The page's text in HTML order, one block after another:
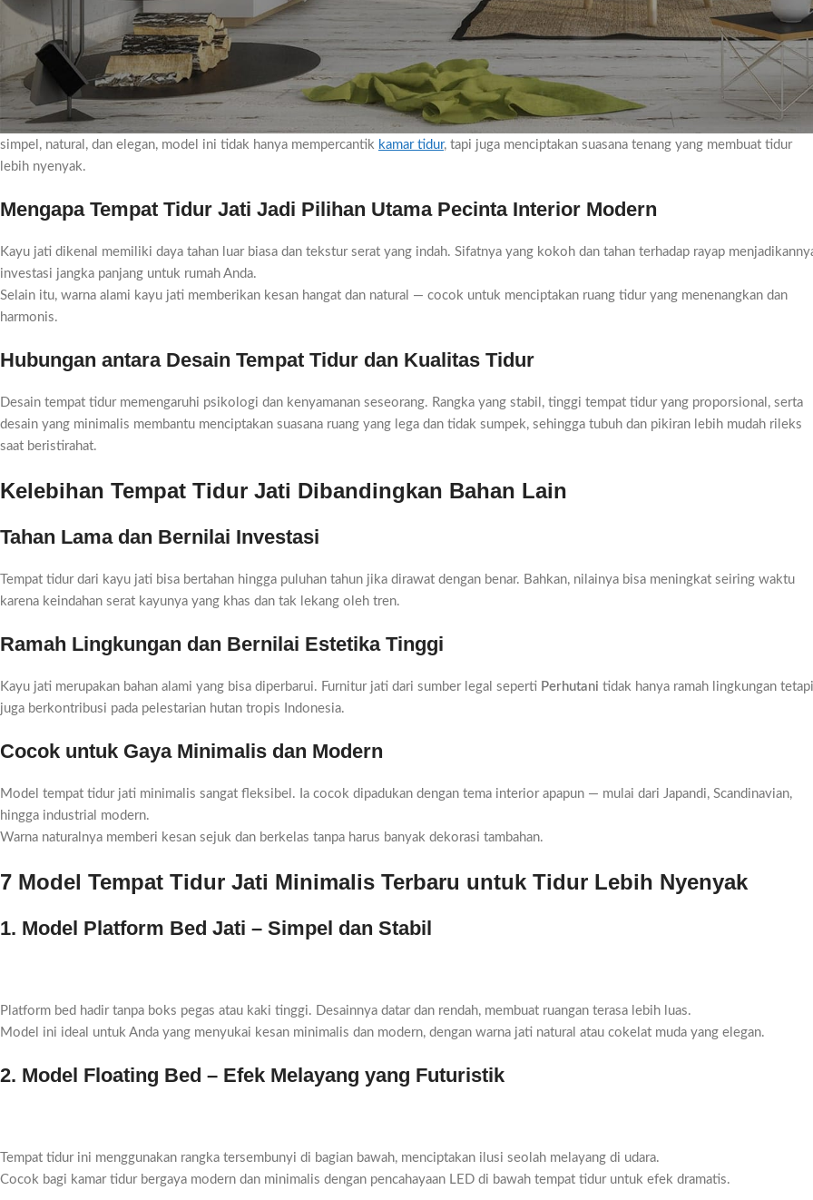
tempat tidur
. Tidak hanya berfungsi sebagai perabot utama di kamar, tempat tidur juga menjadi elemen dekoratif yang memengaruhi
suasana ruang.
Di antara berbagai jenis material,kayu jati
selalu menjadi pilihan favorit karena kekuatannya, keindahannya, dan nilai estetikanya yang
abadi.
Di tahun 2025 menuju 2026, desain tempat tidur jati minimalis
semakin populer di kalangan pecinta interior modern. Dengan tampilan
simpel, natural, dan elegan, model ini tidak hanya mempercantik kamar tidur, tapi juga menciptakan suasana tenang yang membuat tidur
lebih nyenyak.
Mengapa Tempat Tidur Jati Jadi Pilihan Utama Pecinta Interior Modern
Kayu jati dikenal memiliki daya tahan luar biasa dan tekstur serat yang indah. Sifatnya yang kokoh dan tahan terhadap rayap
investasi jangka panjang untuk rumah Anda.
Selain itu, warna alami kayu jati memberikan kesan hangat dan natural — cocok untuk menciptakan ruang tidur yang menenangkan dan
harmonis.
Hubungan antara Desain Tempat Tidur dan Kualitas Tidur
Desain tempat tidur memengaruhi psikologi dan kenyamanan seseorang. Rangka yang stabil, tinggi tempat tidur yang proporsional, serta
desain yang minimalis membantu menciptakan suasana ruang yang lega dan tidak sumpek, sehingga tubuh dan pikiran lebih mudah rileks
saat beristirahat.
Kelebihan Tempat Tidur Jati Dibandingkan Bahan Lain
Tahan Lama dan Bernilai Investasi
Tempat tidur dari kayu jati bisa bertahan hingga puluhan tahun jika dirawat dengan benar. Bahkan, nilainya bisa meningkat seiring waktu
karena keindahan serat kayunya yang khas dan tak lekang oleh tren.
Ramah Lingkungan dan Bernilai Estetika Tinggi
Kayu jati merupakan bahan alami yang bisa diperbarui. Furnitur jati dari sumber legal seperti Perhutani tidak hanya ramah lingkungan tetapi
juga berkontribusi pada pelestarian hutan tropis Indonesia.
Cocok untuk Gaya Minimalis dan Modern
Model tempat tidur jati minimalis sangat fleksibel. Ia cocok dipadukan dengan tema interior apapun — mulai dari Japandi, Scandinavian,
hingga industrial modern.
Warna naturalnya memberi kesan sejuk dan berkelas tanpa harus banyak dekorasi tambahan.
7 Model Tempat Tidur Jati Minimalis Terbaru untuk Tidur Lebih Nyenyak
1. Model Platform Bed Jati – Simpel dan Stabil
Platform bed hadir tanpa boks pegas atau kaki tinggi. Desainnya datar dan rendah, membuat ruangan terasa lebih luas.
Model ini ideal untuk Anda yang menyukai kesan minimalis dan modern, dengan warna jati natural atau cokelat muda yang elegan.
2. Model Floating Bed – Efek Melayang yang Futuristik
Tempat tidur ini menggunakan rangka tersembunyi di bagian bawah, menciptakan ilusi seolah melayang di udara.
Cocok bagi kamar tidur bergaya modern dan minimalis dengan pencahayaan LED di bawah tempat tidur untuk efek dramatis.